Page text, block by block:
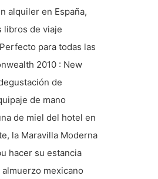
alquiler en España,
Sol -
libros de viaje
para todas las
2010 : New
de
de mano
de miel del hotel en
la Maravilla Moderna
hacer su estancia
mexicano